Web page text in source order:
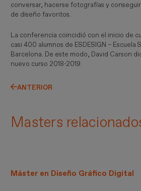
conversar, hacerse fotografías y
de diseño favoritos.
La conferencia coincidió con el inicio de
casi 400 alumnos de ESDESIGN – Escuela
Barcelona. De este modo, David Carson
nuevo curso 2018-2019.
ANTERIOR
Masters
Máster en Diseño Gráfico Digital